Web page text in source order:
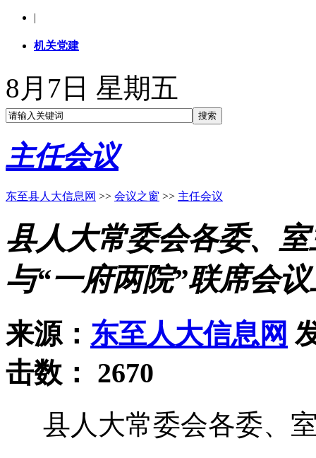
|
机关党建
8月7日 星期五
主任会议
东至县人大信息网 >> 会议之窗 >> 主任会议
县人大常委会各委、
与“一府两院”联席会
来源： 东至人大信息网
击数： 2670
县人大常委会各委、